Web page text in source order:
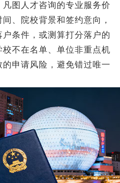
图人才咨询的专业服务价
、院校背景和签约意向，
条件，或测算打分落户的
不在名单、单位非重点机
申请风险，避免错过唯一